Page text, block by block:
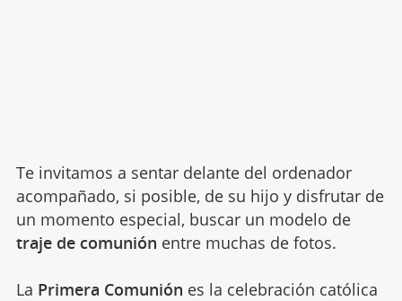
Te invitamos a sentar delante del ordenador
acompañado, si posible, de su hijo y disfrutar de
un momento especial, buscar un modelo de
traje de comunión entre muchas de fotos.
La Primera Comunión es la celebración católica